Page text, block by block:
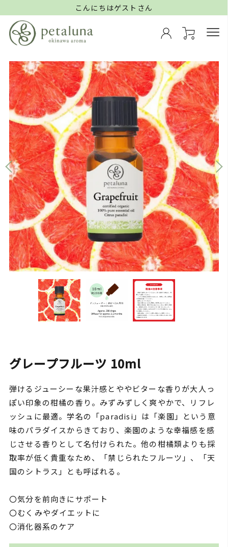
こんにちはゲストさん
グレープフルーツ 10ml
弾けるジューシーな果汁感とややビターな香りが大人っ
ぽい印象の柑橘の香り。みずみずしく爽やかで、リフレ
ッシュに最適。学名の「paradisi」は「楽園」という意
味のパラダイスからきており、楽園のような幸福感を感
じさせる香りとして名付けられた。他の柑橘類よりも採
取率が低く貴重なため、「禁じられたフルーツ」、「天
国のシトラス」とも呼ばれる。
〇気分を前向きにサポート
〇むくみやダイエットに
〇消化器系のケア